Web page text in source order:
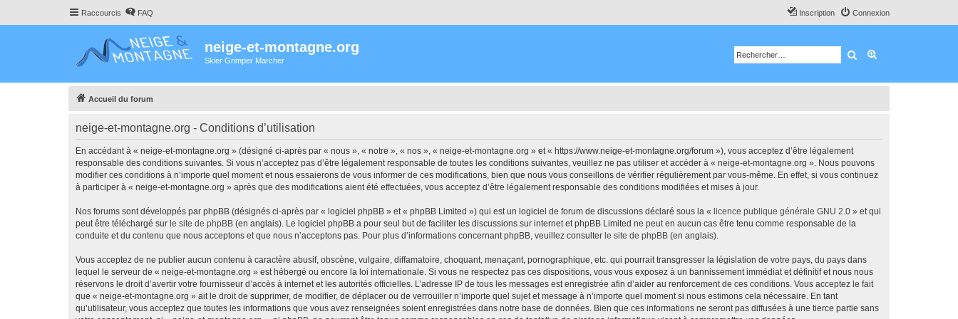
Raccourcis FAQ Connexion
Inscription
neige-et-montagne.org
Skier Grimper Marcher Rechercher
Accueil du forum
neige-et-montagne.org - Conditions d’utilisation
En accédant à « neige-et-montagne.org » (désigné ci-après par « nous », « notre », « nos », « neige-et-montagne.org » et « https://www.neige-et-montagne.org/forum »), vous acceptez d’être légalement
responsable des conditions suivantes. Si vous n’acceptez pas d’être légalement responsable de toutes les conditions suivantes, veuillez ne pas utiliser et accéder à « neige-et-montagne.org ». Nous pouvons
modifier ces conditions à n’importe quel moment et nous essaierons de vous informer de ces modifications, bien que nous vous conseillons de vérifier régulièrement par vous-même. En effet, si vous continuez
à participer à « neige-et-montagne.org » après que des modifications aient été effectuées, vous acceptez d’être légalement responsable des conditions modifiées et mises à jour.
Nos forums sont développés par phpBB (désignés ci-après par « logiciel phpBB » et « phpBB Limited ») qui est un logiciel de forum de discussions déclaré sous la « licence publique générale GNU 2.0 » et qui
peut être téléchargé sur le site de phpBB (en anglais). Le logiciel phpBB a pour seul but de faciliter les discussions sur internet et phpBB Limited ne peut en aucun cas être tenu comme responsable de la
conduite et du contenu que nous acceptons et que nous n’acceptons pas. Pour plus d’informations concernant phpBB, veuillez consulter le site de phpBB (en anglais).
Vous acceptez de ne publier aucun contenu à caractère abusif, obscène, vulgaire, diffamatoire, choquant, menaçant, pornographique, etc. qui pourrait transgresser la législation de votre pays, du pays dans
lequel le serveur de « neige-et-montagne.org » est hébergé ou encore la loi internationale. Si vous ne respectez pas ces dispositions, vous vous exposez à un bannissement immédiat et définitif et nous nous
réservons le droit d’avertir votre fournisseur d’accès à internet et les autorités officielles. L’adresse IP de tous les messages est enregistrée afin d’aider au renforcement de ces conditions. Vous acceptez le fait
que « neige-et-montagne.org » ait le droit de supprimer, de modifier, de déplacer ou de verrouiller n’importe quel sujet et message à n’importe quel moment si nous estimons cela nécessaire. En tant
qu’utilisateur, vous acceptez que toutes les informations que vous avez renseignées soient enregistrées dans notre base de données. Bien que ces informations ne seront pas diffusées à une tierce partie sans